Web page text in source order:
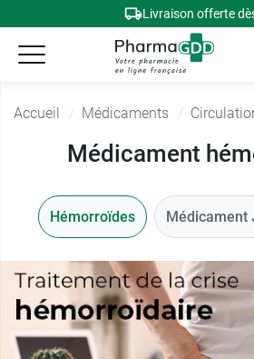
Livraison offerte
Accueil Médicaments
Médicament
Hémorroïdes Médicament